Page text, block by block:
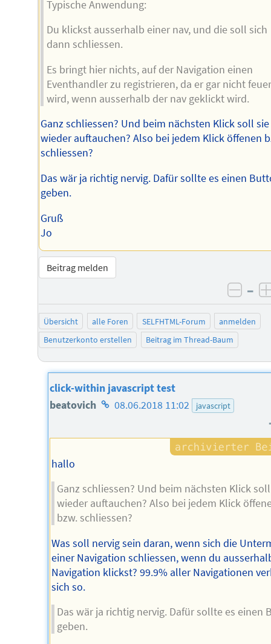
Typische Anwendung:
Du klickst ausserhalb einer nav, und die soll sich
dann schliessen.
Es bringt hier nichts, auf der Navigation einen
Eventhandler zu registrieren, da er gar nicht
wird, wenn ausserhalb der nav geklickt wird.
Ganz schliessen? Und beim nächsten Klick soll sie
wieder auftauchen? Also bei jedem Klick öffenen
schliessen?
Das wär ja richtig nervig. Dafür sollte es einen
geben.
Gruß
Jo
Beitrag melden
–
Übersicht alle Foren SELFHTML-Forum
anmelden
Benutzerkonto erstellen
Beitrag im Thread-Baum
click-within javascript test
beatovich Homepage
Autors
08.06.2018 11:02 javascript
hallo
Ganz schliessen? Und beim nächsten Klick
wieder auftauchen? Also bei jedem Klick
bzw. schliessen?
Was soll nervig sein daran, wenn sich die
einer Navigation schliessen, wenn du
Navigation klickst? 99.9% aller Navigationen
sich so.
Das wär ja richtig nervig. Dafür sollte es einen
geben.